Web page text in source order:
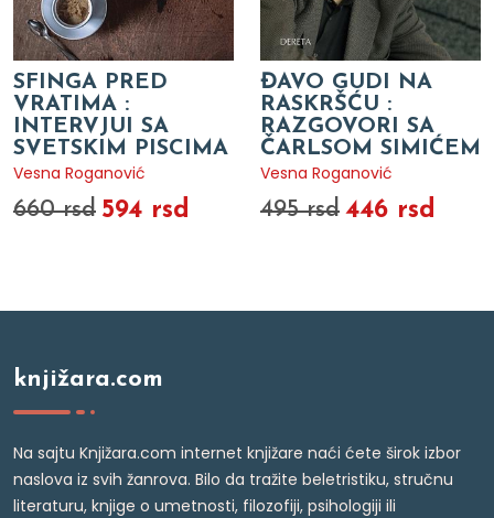
SFINGA PRED
VRATIMA :
INTERVJUI SA
SVETSKIM PISCIMA
Vesna Roganović
660 rsd 594 rsd
ĐAVO GUDI NA
RASKRŠĆU :
RAZGOVORI SA
ČARLSOM SIMIĆEM
Vesna Roganović
495 rsd 446 rsd
knjižara.com
Na sajtu Knjižara.com internet knjižare naći ćete širok izbor
naslova iz svih žanrova. Bilo da tražite beletristiku, stručnu
literaturu, knjige o umetnosti, filozofiji, psihologiji ili